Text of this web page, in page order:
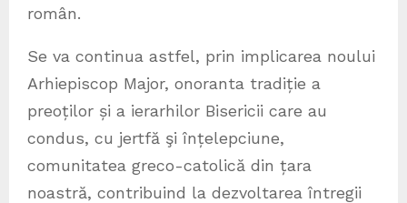
român.
Se va continua astfel, prin implicarea noului
Arhiepiscop Major, onoranta tradiție a
preoților și a ierarhilor Bisericii care au
condus, cu jertfă şi înțelepciune,
comunitatea greco-catolică din țara
noastră, contribuind la dezvoltarea întregii